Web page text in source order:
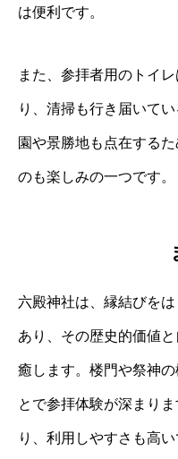
は便利です。
また、参拝者用のトイ
り、清掃も行き届いて
園や景勝地も点在する
のも楽しみの一つです。
六殿神社は、縁結びを
あり、その歴史的価値
癒します。楼門や祭神
とで参拝体験が深まり
り、利用しやすさも高